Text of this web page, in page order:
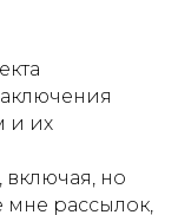
и их
включая, но
мне рассылок,